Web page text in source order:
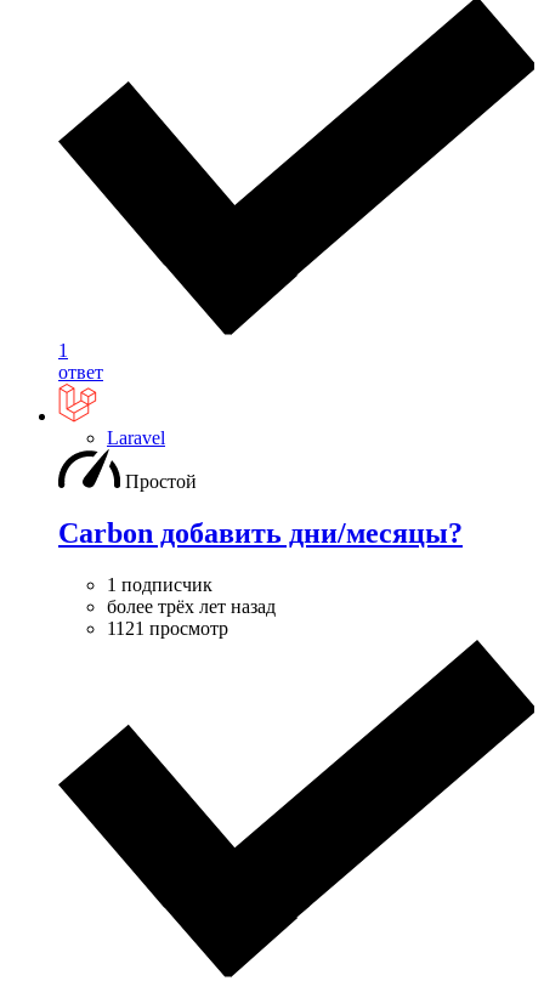
1
ответ
Laravel
Простой
Carbon добавить дни/месяцы?
1 подписчик
более трёх лет назад
1121 просмотр